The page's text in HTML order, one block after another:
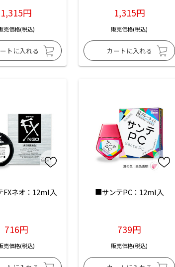
1,315円
売価格(税込)
1,315円
販売価格(税込)
ネオ：12ml入
716円
売価格(税込)
■サンテPC：12ml入
739円
販売価格(税込)